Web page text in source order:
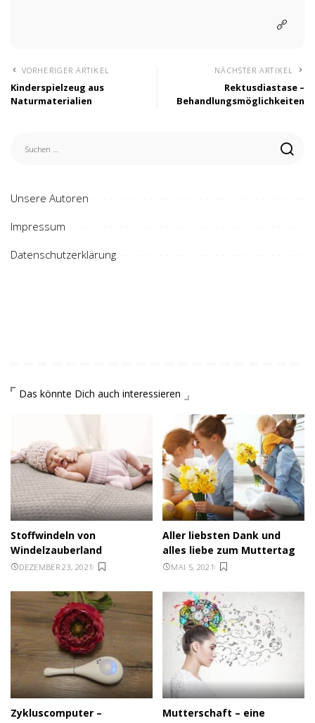
VORHERIGER ARTIKEL
Kinderspielzeug aus
Naturmaterialien
NÄCHSTER ARTIKEL
Rektusdiastase –
Behandlungsmöglichkeiten
Unsere Autoren
Impressum
Datenschutzerklärung
Das könnte Dich auch interessieren
Stoffwindeln von
Windelzauberland
DEZEMBER 23, 2021
Aller liebsten Dank und
alles liebe zum Muttertag
MAI 5, 2021
Zykluscomputer –
Mutterschaft – eine